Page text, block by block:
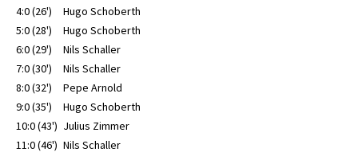
4:0 (26')
Hugo Schoberth
5:0 (28')
Hugo Schoberth
6:0 (29')
Nils Schaller
7:0 (30')
Nils Schaller
8:0 (32')
Pepe Arnold
9:0 (35')
Hugo Schoberth
10:0 (43') Julius Zimmer
11:0 (46') Nils Schaller